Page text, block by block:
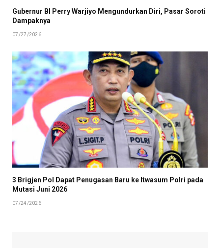
Gubernur BI Perry Warjiyo Mengundurkan Diri, Pasar Soroti
Dampaknya
07/27/2026
3 Brigjen Pol Dapat Penugasan Baru ke Itwasum Polri pada
Mutasi Juni 2026
07/24/2026